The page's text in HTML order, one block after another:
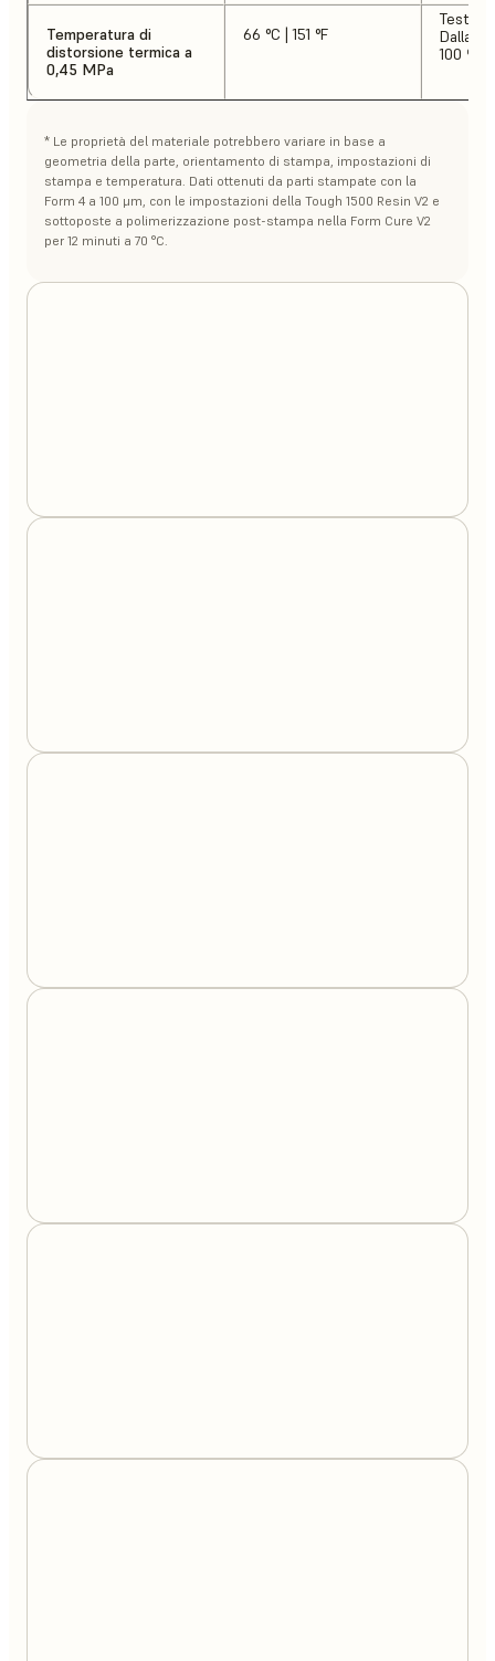
Temperatura di
distorsione termica a
0,45 MPa
66 °C | 151 °F
Test
Dalla
100 ºC |
* Le proprietà del materiale potrebbero variare in base a
geometria della parte, orientamento di stampa, impostazioni di
stampa e temperatura. Dati ottenuti da parti stampate con la
Form 4 a 100 μm, con le impostazioni della Tough 1500 Resin V2 e
sottoposte a polimerizzazione post-stampa nella Form Cure V2
per 12 minuti a 70 °C.